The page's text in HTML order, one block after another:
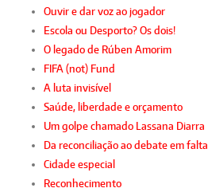
Ouvir e dar voz ao jogador
Escola ou Desporto? Os dois!
O legado de Rúben Amorim
FIFA (not) Fund
A luta invisível
Saúde, liberdade e orçamento
Um golpe chamado Lassana Diarra
Da reconciliação ao debate em falta
Cidade especial
Reconhecimento